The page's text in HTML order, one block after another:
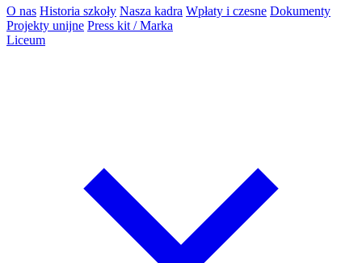
O nas Historia szkoły Nasza kadra Wpłaty i czesne Dokumenty
Projekty unijne Press kit / Marka
Liceum